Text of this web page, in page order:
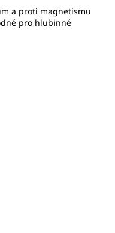
a proti magnetismu
pro hlubinné